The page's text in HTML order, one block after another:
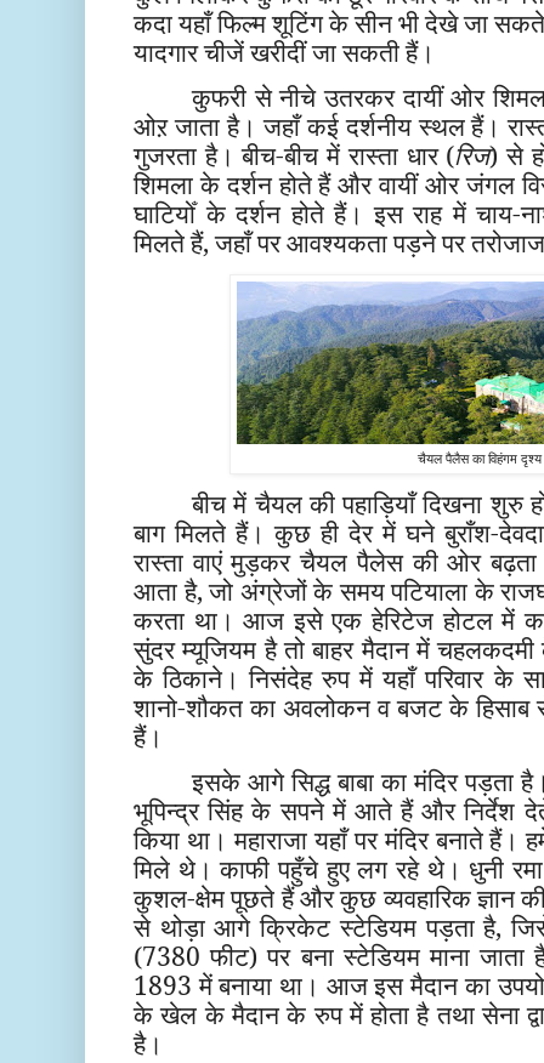
कदा यहाँ फिल्म शूटिंग के सीन भी देखे जा
यादगार चीजें खरीदीं जा सकती हैं।
कुफरी से नीचे उतरकर दायीं ओर
ओऱ जाता है। जहाँ कई दर्शनीय स्थल हैं।
गुजरता है। बीच-बीच में रास्ता धार (रिज) से
शिमला के दर्शन होते हैं और वायीं ओर जंगल
घाटियोँ के दर्शन होते हैं। इस राह में चाय-
मिलते हैं, जहाँ पर आवश्यकता पड़ने पर
चैयल पैलैस का विहंगम दृश्य
बीच में चैयल की पहाड़ियाँ दिखना शुरु
बाग मिलते हैं। कुछ ही देर में घने बुराँश-
रास्ता वाएं मुड़कर चैयल पैलेस की ओर
आता है, जो अंग्रेजों के समय पटियाला के
करता था। आज इसे एक हेरिटेज होटल में
सुंदर म्यूजियम है तो बाहर मैदान में
के ठिकाने। निसंदेह रुप में यहाँ परिवार के
शानो-शौकत का अवलोकन व बजट के हिसाब
हैं।
इसके आगे सिद्ध बाबा का मंदिर पड़ता है।
भूपिन्द्र सिंह के सपने में आते हैं और निर्देश
किया था। महाराजा यहाँ पर मंदिर बनाते
मिले थे। काफी पहुँचे हुए लग रहे थे। धुनी
कुशल-क्षेम पूछते हैं और कुछ व्यवहारिक ज्ञान
से थोड़ा आगे क्रिकेट स्टेडियम पड़ता है,
(7380 फीट) पर बना स्टेडियम माना जाता
1893 में बनाया था। आज इस मैदान का
के खेल के मैदान के रुप में होता है तथा सेना
है।